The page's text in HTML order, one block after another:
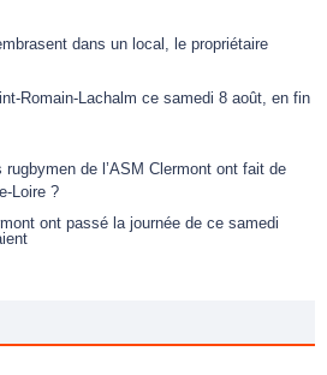
dans un local, le propriétaire
Romain-Lachalm ce samedi 8 août, en fin
rugbymen de l’ASM Clermont ont fait de
Loire ?
ont passé la journée de ce samedi